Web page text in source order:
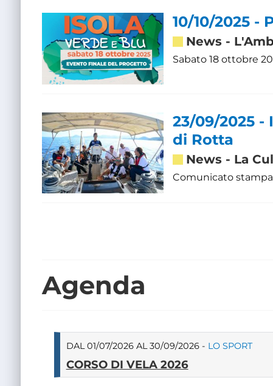
10/10/2025 -
News -
Sabato 18 ottobre
23/09/2025
di Rotta
News - La
Comunicato
Agenda
DAL 01/07/2026 AL 30/09/2026 - LO SPORT
CORSO DI VELA 2026